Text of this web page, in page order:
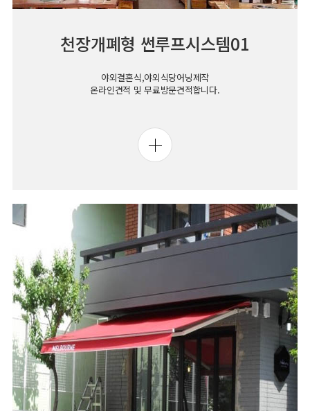
천장개폐형 썬루프시스템01
야외결혼식,야외식당어닝제작
온라인견적 및 무료방문견적합니다.